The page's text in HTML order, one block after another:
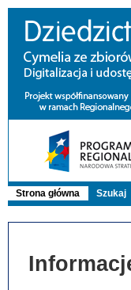
Strona główna Szukaj